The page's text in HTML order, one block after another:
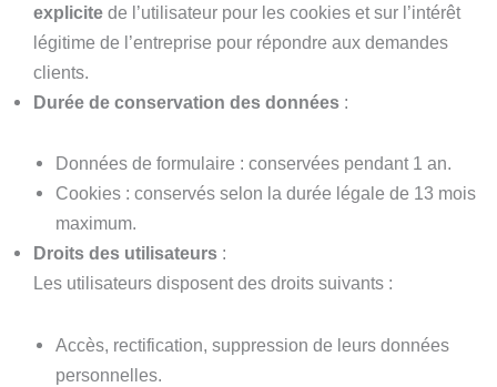
explicite de l’utilisateur pour les cookies et sur l’intérêt
légitime de l’entreprise pour répondre aux demandes
clients.
Durée de conservation des données :
Données de formulaire : conservées pendant 1 an.
Cookies : conservés selon la durée légale de 13 mois
maximum.
Droits des utilisateurs :
Les utilisateurs disposent des droits suivants :
Accès, rectification, suppression de leurs données
personnelles.